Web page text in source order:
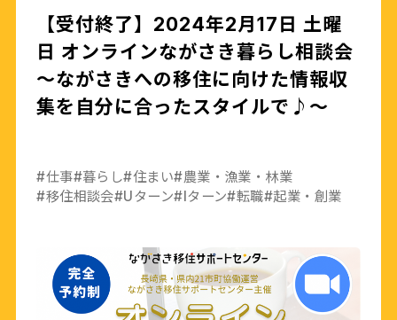
【受付終了】2024年2月17日 土曜
日 オンラインながさき暮らし相談会
～ながさきへの移住に向けた情報収
集を自分に合ったスタイルで♪～
#仕事#暮らし#住まい#農業・漁業・林業
#移住相談会#Uターン#Iターン#転職#起業・創業